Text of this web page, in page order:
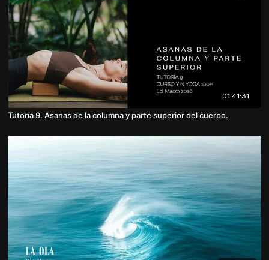
01:41:31
Tutoría 9. Asanas de la columna y parte superior del cuerpo.